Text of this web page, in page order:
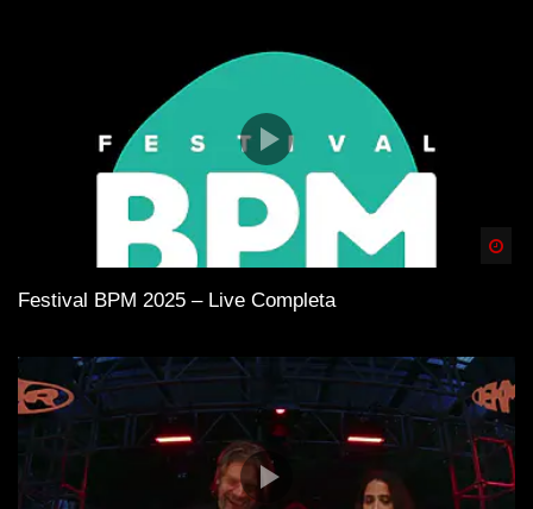
Festival BPM 2025 – Live Completa